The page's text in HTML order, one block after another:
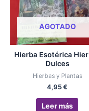
AGOTADO
Hierba Esotérica
Dulces
Hierbas y Plantas
4,95€
Leer más